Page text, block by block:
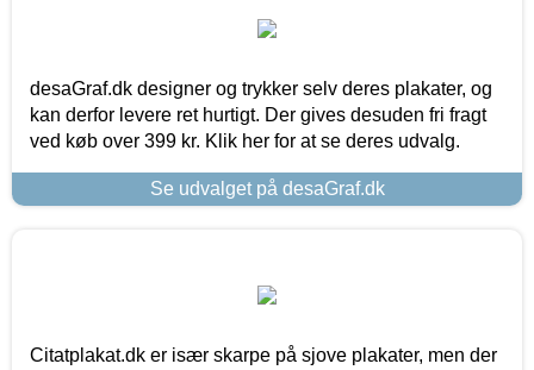
desaGraf.dk designer og trykker selv deres plakater, og
kan derfor levere ret hurtigt. Der gives desuden fri fragt
ved køb over 399 kr. Klik her for at se deres udvalg.
Se udvalget på desaGraf.dk
Citatplakat.dk er især skarpe på sjove plakater, men der